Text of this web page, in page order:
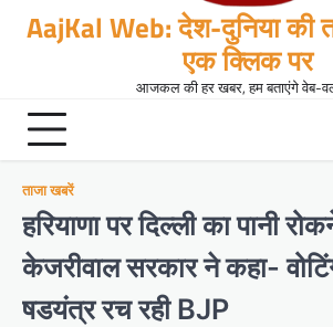
AajKal Web: देश-दुनिया की
एक क्लिक पर
आजकल की हर खबर, हम बताएंगे वेब-
ताजा खबरें
हरियाणा पर दिल्ली का पानी
केजरीवाल सरकार ने कहा-
षडयंत्र रच रही BJP